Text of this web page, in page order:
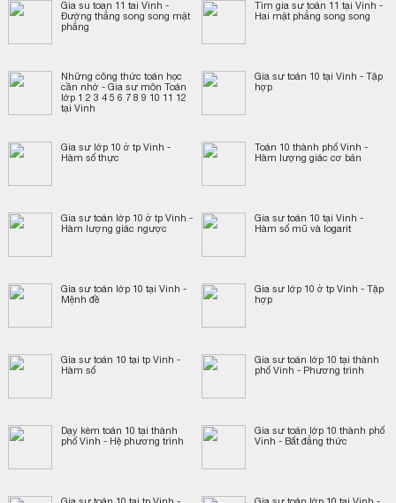
Gia su toan 11 tai Vinh -
Đường thẳng song song mặt
phẳng
Tìm gia sư toán 11 tại Vinh -
Hai mặt phẳng song song
Những công thức toán học
cần nhớ - Gia sư môn Toán
lớp 1 2 3 4 5 6 7 8 9 10 11 12
tại Vinh
Gia sư toán 10 tại Vinh - Tập
hợp
Gia sư lớp 10 ở tp Vinh -
Hàm số thực
Toán 10 thành phố Vinh -
Hàm lượng giác cơ bản
Gia sư toán lớp 10 ở tp Vinh -
Hàm lượng giác ngược
Gia sư toán 10 tại Vinh -
Hàm số mũ và logarit
Gia sư toán lớp 10 tại Vinh -
Mệnh đề
Gia sư lớp 10 ở tp Vinh - Tập
hợp
Gia sư toán 10 tại tp Vinh -
Hàm số
Gia sư toán lớp 10 tại thành
phố Vinh - Phương trình
Dạy kèm toán 10 tại thành
phố Vinh - Hệ phương trình
Gia sư toán lớp 10 thành phố
Vinh - Bất đẳng thức